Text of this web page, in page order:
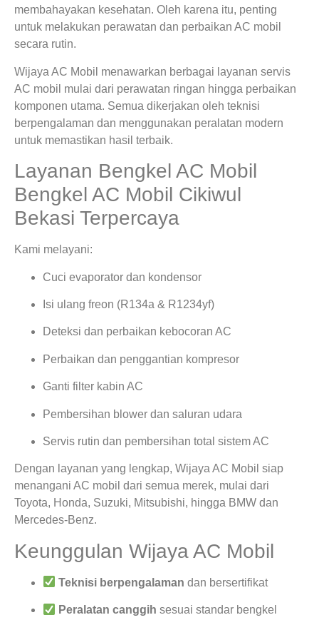
membahayakan kesehatan. Oleh karena itu, penting
untuk melakukan perawatan dan perbaikan AC mobil
secara rutin.
Wijaya AC Mobil menawarkan berbagai layanan servis
AC mobil mulai dari perawatan ringan hingga perbaikan
komponen utama. Semua dikerjakan oleh teknisi
berpengalaman dan menggunakan peralatan modern
untuk memastikan hasil terbaik.
Layanan Bengkel AC Mobil
Bengkel AC Mobil Cikiwul
Bekasi Terpercaya
Kami melayani:
Cuci evaporator dan kondensor
Isi ulang freon (R134a & R1234yf)
Deteksi dan perbaikan kebocoran AC
Perbaikan dan penggantian kompresor
Ganti filter kabin AC
Pembersihan blower dan saluran udara
Servis rutin dan pembersihan total sistem AC
Dengan layanan yang lengkap, Wijaya AC Mobil siap
menangani AC mobil dari semua merek, mulai dari
Toyota, Honda, Suzuki, Mitsubishi, hingga BMW dan
Mercedes-Benz.
Keunggulan Wijaya AC Mobil
Teknisi berpengalaman dan bersertifikat
Peralatan canggih sesuai standar bengkel